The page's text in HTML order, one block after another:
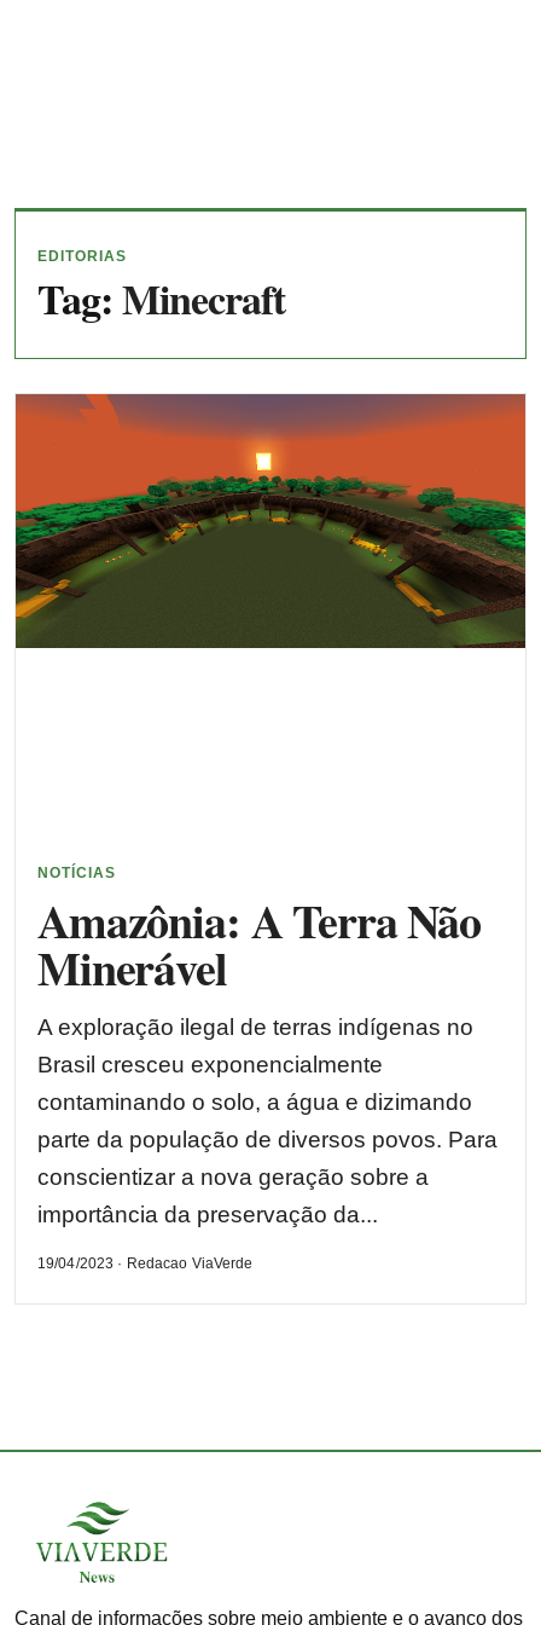
EDITORIAS
Tag:Minecraft
NOTÍCIAS
Amazônia: A Terra Não
Minerável
A exploração ilegal de terras indígenas no
Brasil cresceu exponencialmente
contaminando o solo, a água e dizimando
parte da população de diversos povos. Para
conscientizar a nova geração sobre a
importância da preservação da...
19/04/2023 · Redacao ViaVerde
Canal de informações sobre meio ambiente e o avanço dos